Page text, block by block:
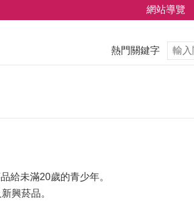
網站導覽
熱門關鍵字
給未滿20歲的青少年。
興菸品。